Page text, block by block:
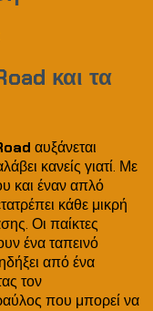
και τα
αυξάνεται
κανείς γιατί. Με
και έναν απλό
κάθε μικρή
Οι παίκτες
ένα ταπεινό
από ένα
τον
που μπορεί να